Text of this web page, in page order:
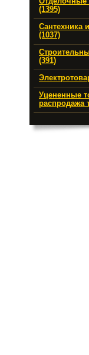
(1395)
Сантехника
(1037)
(391)
Уцененные
распродажа